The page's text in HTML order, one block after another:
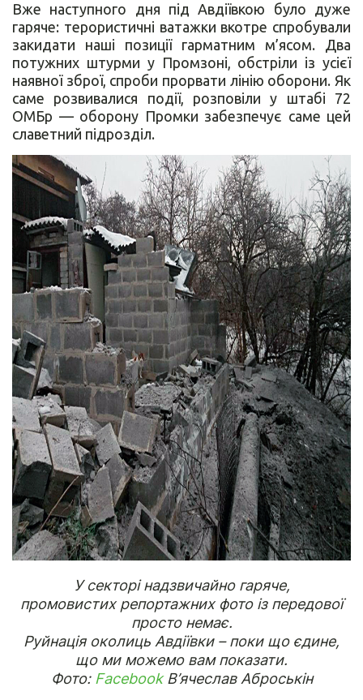
Вже наступного дня під Авдіївкою було дуже
гаряче: терористичні ватажки вкотре спробували
закидати наші позиції гарматним м’ясом. Два
потужних штурми у Промзоні, обстріли із усієї
наявної зброї, спроби прорвати лінію оборони. Як
саме розвивалися події, розповіли у штабі 72
ОМБр — оборону Промки забезпечує саме цей
славетний підрозділ.
У секторі надзвичайно гаряче,
промовистих репортажних фото із передової
просто немає.
Руйнація околиць Авдіївки – поки що єдине,
що ми можемо вам показати.
Фото: FacebookВ’ячеслав Аброськін